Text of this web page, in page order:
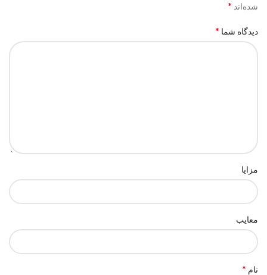
شده‌اند *
دیدگاه شما *
مزایا
معایب
نام *